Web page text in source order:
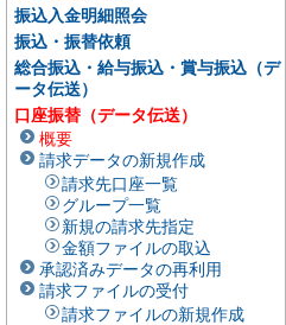
振込入金明細照会
振込・振替依頼
総合振込・給与振込・賞与振込（デ
ータ伝送）
口座振替（データ伝送）
概要
請求データの新規作成
請求先口座一覧
グループ一覧
新規の請求先指定
金額ファイルの取込
承認済みデータの再利用
請求ファイルの受付
請求ファイルの新規作成